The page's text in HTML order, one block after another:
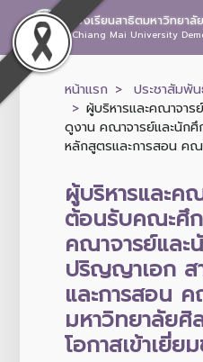
โรงเรียนสาธิตมหาวิทยา
Chiang Mai University
หน้าแรก
ประชาสัมพั
ผู้บริหารและคณาจา
ดูงาน คณาจารย์และนัก
หลักสูตรและการสอน คณ
ผู้บริหารและค
ต้อนรับคณะศึ
คณาจารย์และ
ปริญญาเอก ส
และการสอน
มหาวิทยาลัยศิ
โอกาสเข้าเยี่ย